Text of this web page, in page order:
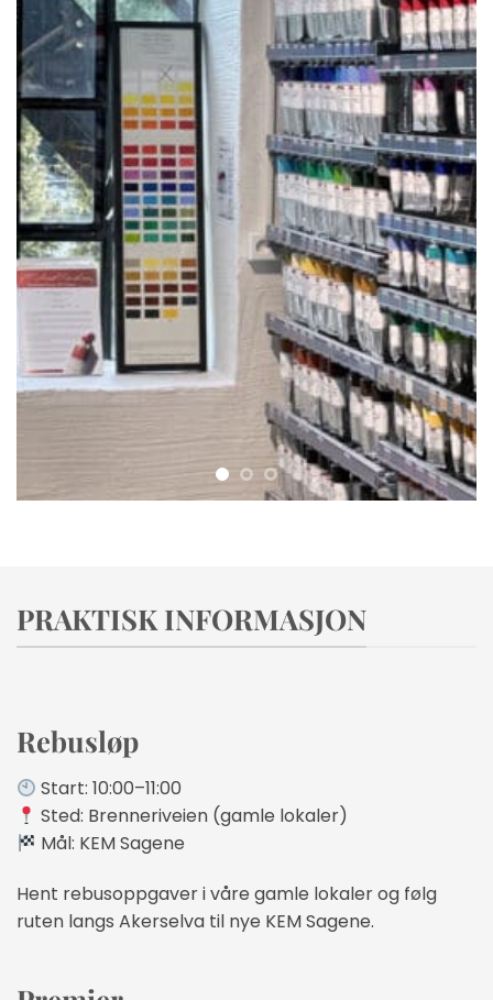
PRAKTISK INFORMASJON
Rebusløp
Start: 10:00–11:00
Sted: Brenneriveien (gamle lokaler)
Mål: KEM Sagene
Hent rebusoppgaver i våre gamle lokaler og følg
ruten langs Akerselva til nye KEM Sagene.